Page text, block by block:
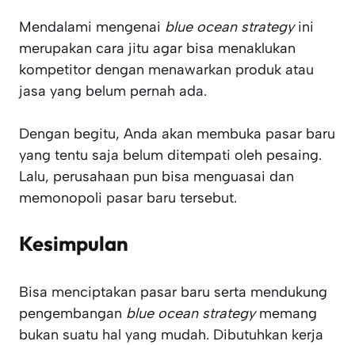
Mendalami mengenai blue ocean strategyini
merupakan cara jitu agar bisa menaklukan
kompetitor dengan menawarkan produk atau
jasa yang belum pernah ada.
Dengan begitu, Anda akan membuka pasar baru
yang tentu saja belum ditempati oleh pesaing.
Lalu, perusahaan pun bisa menguasai dan
memonopoli pasar baru tersebut.
Kesimpulan
Bisa menciptakan pasar baru serta mendukung
pengembangan blue ocean strategymemang
bukan suatu hal yang mudah. Dibutuhkan kerja